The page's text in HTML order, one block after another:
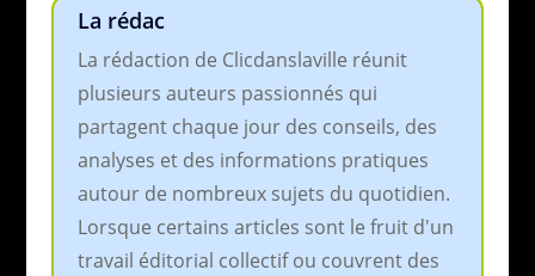
La rédac
La rédaction de Clicdanslaville réunit
plusieurs auteurs passionnés qui
partagent chaque jour des conseils, des
analyses et des informations pratiques
autour de nombreux sujets du quotidien.
Lorsque certains articles sont le fruit d'un
travail éditorial collectif ou couvrent des